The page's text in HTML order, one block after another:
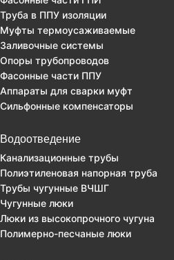
Труба в ППУ изоляции
Муфты термоусаживаемые
Заливочные системы
Опоры трубопроводов
Фасонные части ППУ
Аппараты для сварки муфт
Сильфонные компенсаторы
Водоотведение
Канализационные трубы
Полиэтиленовая напорная труба
Трубы чугунные ВЧШГ
Чугунные люки
Люки из высокопрочного чугуна
Полимерно-песчаные люки